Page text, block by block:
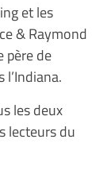
et les
& Raymond
père de
l’Indiana.
les deux
lecteurs du